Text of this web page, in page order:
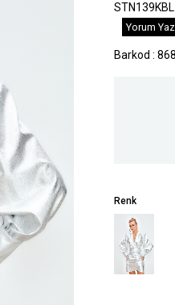
Yorum Yaz
Barkod :
Renk